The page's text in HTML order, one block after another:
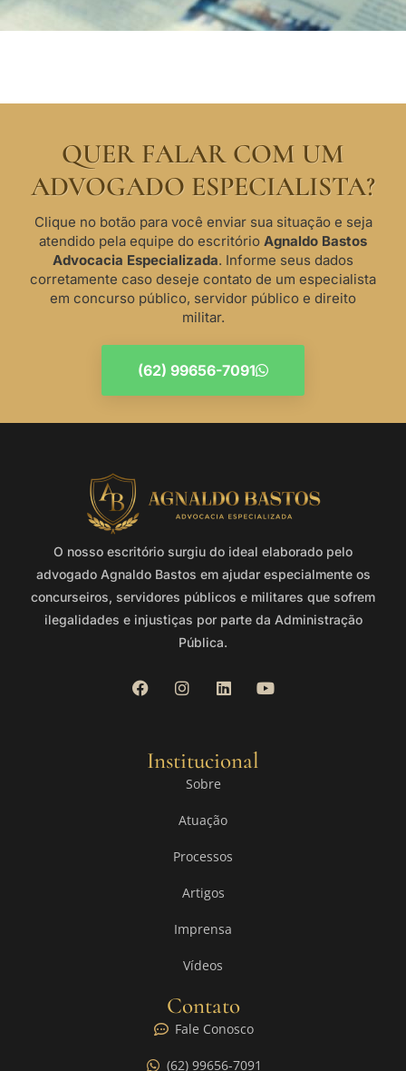
QUER FALAR COM UM
ADVOGADO ESPECIALISTA?
Clique no botão para você enviar sua situação e seja
atendido pela equipe do escritório Agnaldo Bastos
Advocacia Especializada. Informe seus dados
corretamente caso deseje contato de um especialista
em concurso público, servidor público e direito
militar.
(62) 99656-7091
O nosso escritório surgiu do ideal elaborado pelo
advogado Agnaldo Bastos em ajudar especialmente os
concurseiros, servidores públicos e militares que sofrem
ilegalidades e injustiças por parte da Administração
Pública.
Institucional
Sobre
Atuação
Processos
Artigos
Imprensa
Vídeos
Contato
Fale Conosco
(62) 99656-7091